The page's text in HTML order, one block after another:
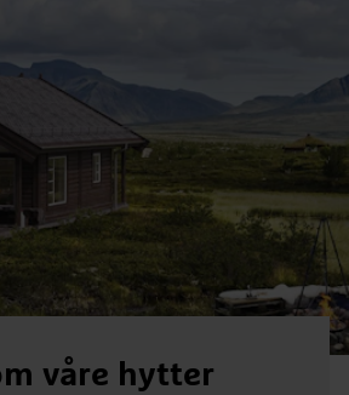
våre hytter